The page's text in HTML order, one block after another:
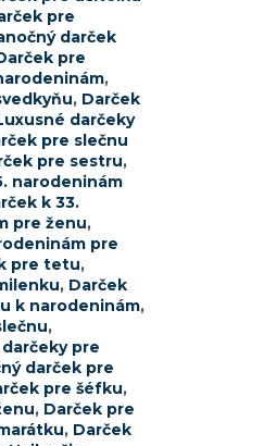
pre
darček
pre
,
, Darček
darčeky
pre slečnu
pre sestru,
narodeninám
k 33.
pre ženu,
pre
pre tetu,
, Darček
k narodeninám,
,
pre
darček pre
pre šéfku,
, Darček pre
, Darček